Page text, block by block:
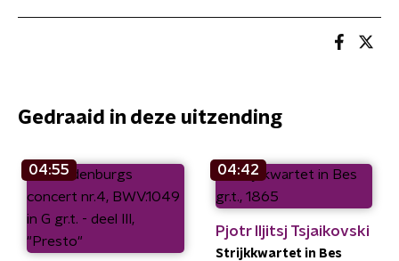
Gedraaid in deze uitzending
04:55 04:42
Pjotr Iljitsj Tsjaikovski
Strijkkwartet in Bes